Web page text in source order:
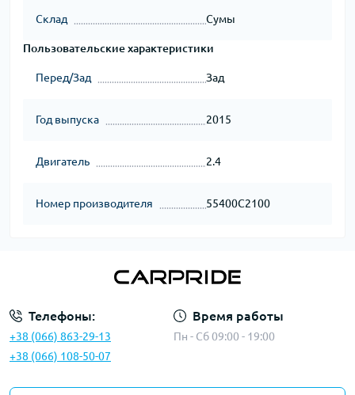
Склад Сумы
Пользовательские характеристики
Перед/Зад Зад
Год выпуска 2015
Двигатель 2.4
Номер производителя 55400C2100
Телефоны:
+38 (066) 863-29-13
+38 (066) 108-50-07
Время работы
Пн - Сб 09:00 - 19:00